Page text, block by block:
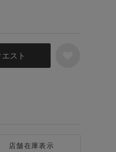
スト
店舗在庫表示